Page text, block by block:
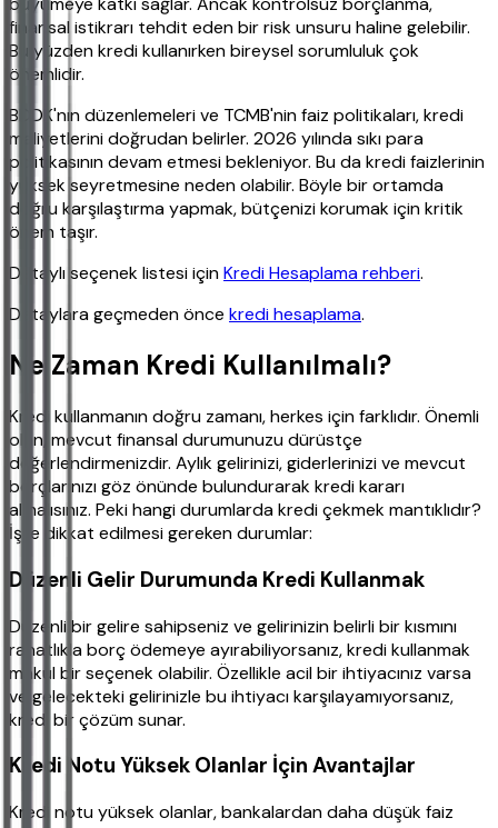
finansal istikrarı tehdit eden bir risk unsuru haline gelebilir.
Bu yüzden kredi kullanırken bireysel sorumluluk çok
önemlidir.
BDDK'nın düzenlemeleri ve TCMB'nin faiz politikaları, kredi
maliyetlerini doğrudan belirler. 2026 yılında sıkı para
politikasının devam etmesi bekleniyor. Bu da kredi faizlerinin
yüksek seyretmesine neden olabilir. Böyle bir ortamda
doğru karşılaştırma yapmak, bütçenizi korumak için kritik
önem taşır.
Detaylı seçenek listesi içinKredi Hesaplama rehberi.
Detaylara geçmeden önce kredi hesaplama.
Ne Zaman Kredi Kullanılmalı?
Kredi kullanmanın doğru zamanı, herkes için farklıdır. Önemli
olan, mevcut finansal durumunuzu dürüstçe
değerlendirmenizdir. Aylık gelirinizi, giderlerinizi ve mevcut
borçlarınızı göz önünde bulundurarak kredi kararı
almalısınız. Peki hangi durumlarda kredi çekmek mantıklıdır?
İşte dikkat edilmesi gereken durumlar:
Düzenli Gelir Durumunda Kredi Kullanmak
Düzenli bir gelire sahipseniz ve gelirinizin belirli bir kısmını
rahatlıkla borç ödemeye ayırabiliyorsanız, kredi kullanmak
makul bir seçenek olabilir. Özellikle acil bir ihtiyacınız varsa
ve gelecekteki gelirinizle bu ihtiyacı karşılayamıyorsanız,
kredi bir çözüm sunar.
Kredi Notu Yüksek Olanlar İçin Avantajlar
Kredi notu yüksek olanlar, bankalardan daha düşük faiz